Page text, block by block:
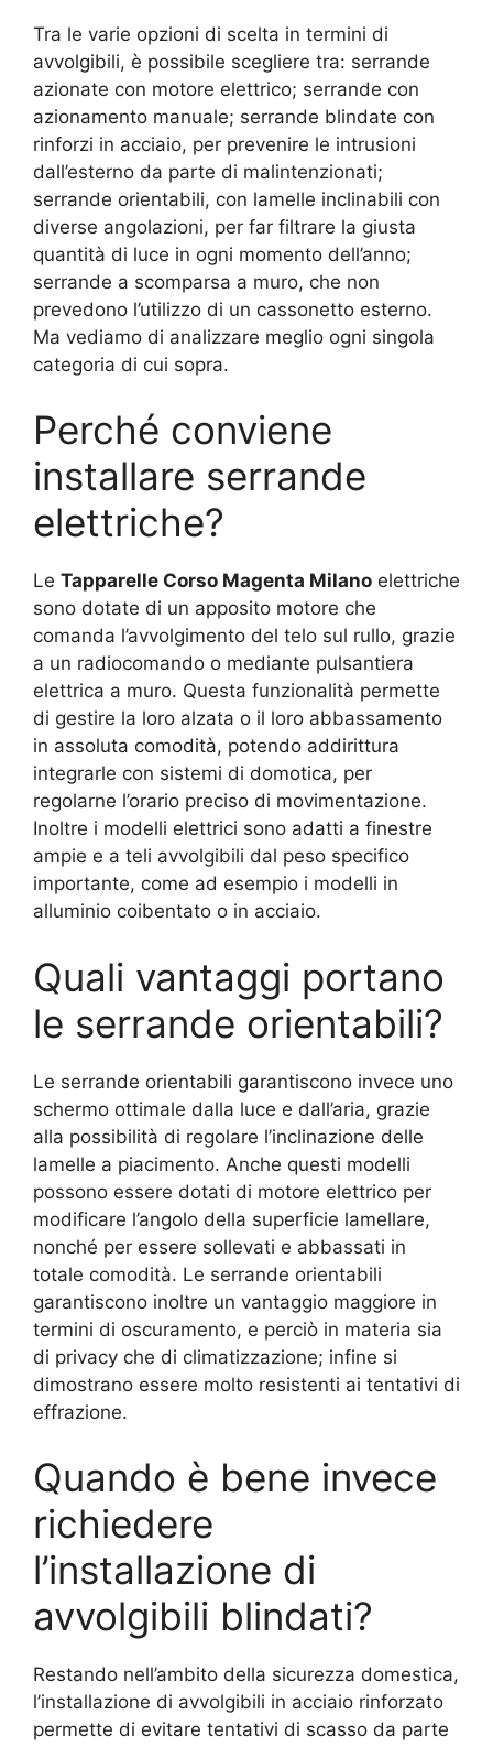
Tra le varie opzioni di scelta in termini di
avvolgibili, è possibile scegliere tra: serrande
azionate con motore elettrico; serrande con
azionamento manuale; serrande blindate con
rinforzi in acciaio, per prevenire le intrusioni
dall’esterno da parte di malintenzionati;
serrande orientabili, con lamelle inclinabili con
diverse angolazioni, per far filtrare la giusta
quantità di luce in ogni momento dell’anno;
serrande a scomparsa a muro, che non
prevedono l’utilizzo di un cassonetto esterno.
Ma vediamo di analizzare meglio ogni singola
categoria di cui sopra.
Perché conviene
installare serrande
elettriche?
Le Tapparelle Corso Magenta Milano elettriche
sono dotate di un apposito motore che
comanda l’avvolgimento del telo sul rullo, grazie
a un radiocomando o mediante pulsantiera
elettrica a muro. Questa funzionalità permette
di gestire la loro alzata o il loro abbassamento
in assoluta comodità, potendo addirittura
integrarle con sistemi di domotica, per
regolarne l’orario preciso di movimentazione.
Inoltre i modelli elettrici sono adatti a finestre
ampie e a teli avvolgibili dal peso specifico
importante, come ad esempio i modelli in
alluminio coibentato o in acciaio.
Quali vantaggi portano
le serrande orientabili?
Le serrande orientabili garantiscono invece uno
schermo ottimale dalla luce e dall’aria, grazie
alla possibilità di regolare l’inclinazione delle
lamelle a piacimento. Anche questi modelli
possono essere dotati di motore elettrico per
modificare l’angolo della superficie lamellare,
nonché per essere sollevati e abbassati in
totale comodità. Le serrande orientabili
garantiscono inoltre un vantaggio maggiore in
termini di oscuramento, e perciò in materia sia
di privacy che di climatizzazione; infine si
dimostrano essere molto resistenti ai tentativi di
effrazione.
Quando è bene invece
richiedere
l’installazione di
avvolgibili blindati?
Restando nell’ambito della sicurezza domestica,
l’installazione di avvolgibili in acciaio rinforzato
permette di evitare tentativi di scasso da parte